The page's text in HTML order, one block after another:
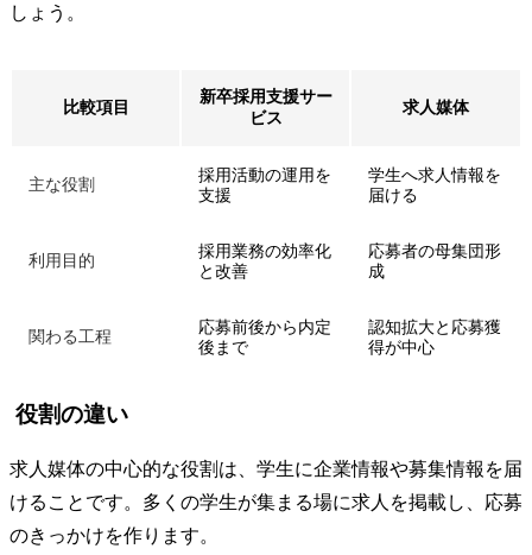
しょう。
比較項目
新卒採用支援サー
ビス
求人媒体
主な役割
採用活動の運用を
支援
学生へ求人情報を
届ける
利用目的
採用業務の効率化
と改善
応募者の母集団形
成
関わる工程
応募前後から内定
後まで
認知拡大と応募獲
得が中心
役割の違い
求人媒体の中心的な役割は、学生に企業情報や募集情報を届
けることです。多くの学生が集まる場に求人を掲載し、応募
のきっかけを作ります。